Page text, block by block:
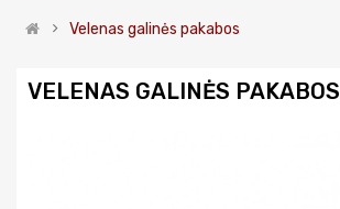
Velenas galinės pakabos
VELENAS GALINĖS PAKABOS